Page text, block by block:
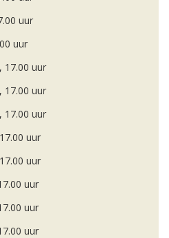
uur
uur
17.00 uur
17.00 uur
17.00 uur
uur
uur
uur
uur
uur